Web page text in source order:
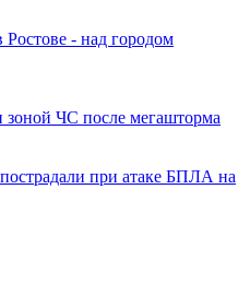
- над городом
зоной ЧС после мегашторма
при атаке БПЛА на